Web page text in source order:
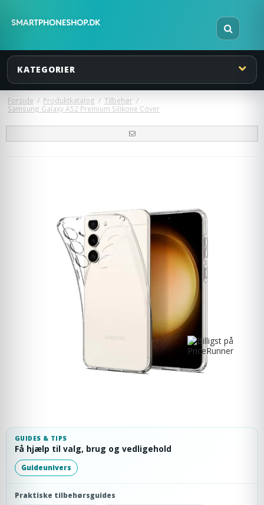
KATEGORIER
Forside / Produktkatalog / Tilbehør /
Samsung Galaxy A52 Premium Silikone Cover
GUIDES & TIPS
Få hjælp til valg, brug og vedligehold
Guideunivers
Praktiske tilbehørsguides